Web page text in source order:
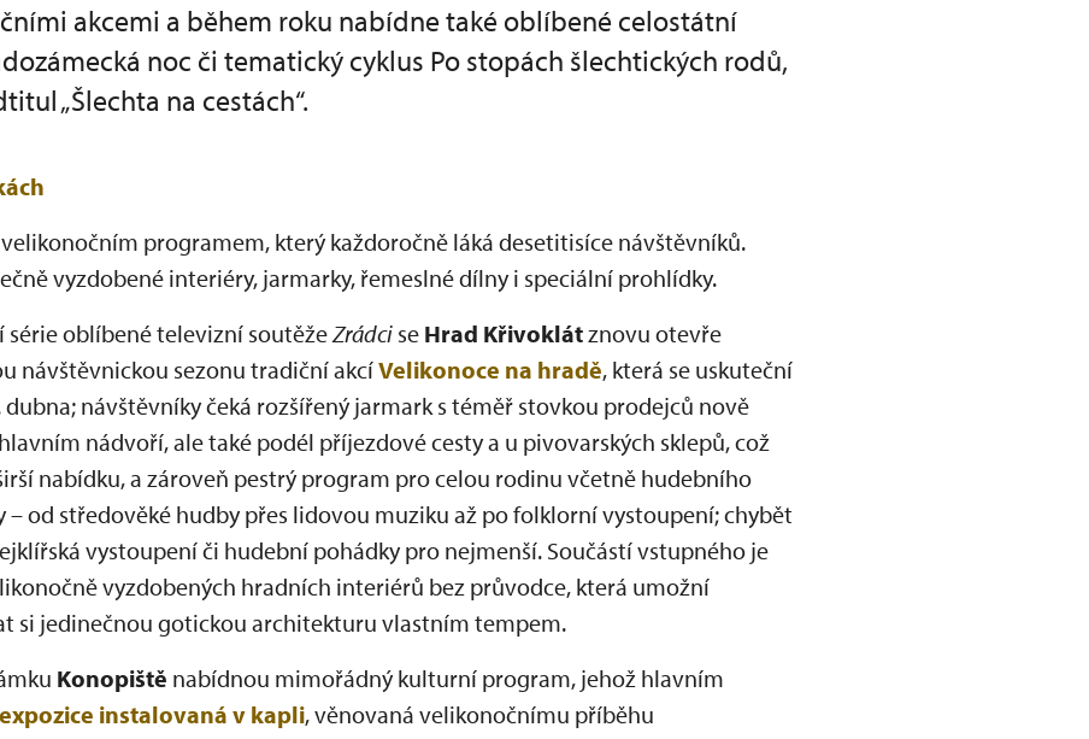
akcemi a během roku nabídne také oblíbené celostátní
noc či tematický cyklus Po stopách šlechtických rodů,
„Šlechta na cestách“.
programem, který každoročně láká desetitisíce návštěvníků.
vyzdobené interiéry, jarmarky, řemeslné dílny i speciální prohlídky.
série oblíbené televizní soutěžeZrádci se Hrad Křivoklátznovu otevře
návštěvnickou sezonu tradiční akcíVelikonoce na hradě, která se uskuteční
dubna; návštěvníky čeká rozšířený jarmark s téměř stovkou prodejců nově
nádvoří, ale také podél příjezdové cesty a u pivovarských sklepů, což
nabídku, a zároveň pestrý program pro celou rodinu včetně hudebního
od středověké hudby přes lidovou muziku až po folklorní vystoupení; chybět
vystoupení či hudební pohádky pro nejmenší. Součástí vstupného je
vyzdobených hradních interiérů bez průvodce, která umožní
si jedinečnou gotickou architekturu vlastním tempem.
Konopiště nabídnou mimořádný kulturní program, jehož hlavním
instalovaná v kapli, věnovaná velikonočnímu příběhu